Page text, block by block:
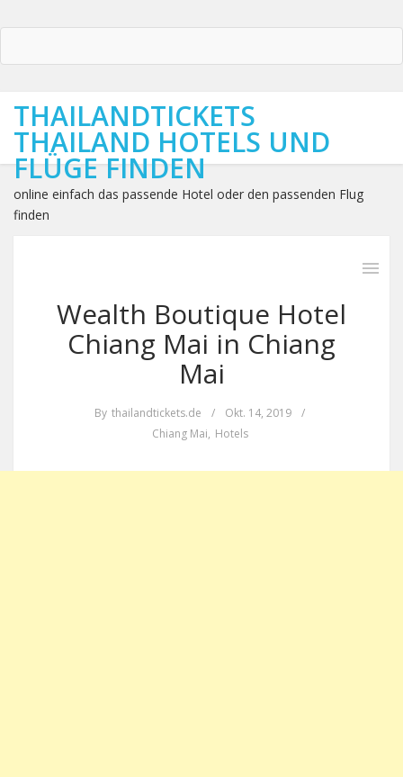
THAILANDTICKETS
THAILAND HOTELS UND
FLÜGE FINDEN
online einfach das passende Hotel oder den passenden Flug
finden
Wealth Boutique Hotel
Chiang Mai in Chiang
Mai
By thailandtickets.de / Okt. 14, 2019
/
Chiang Mai, Hotels